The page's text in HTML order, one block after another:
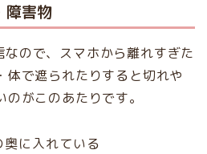
障害物
ので、スマホから離れすぎた
体で遮られたりすると切れや
がこのあたりです。
に入れている